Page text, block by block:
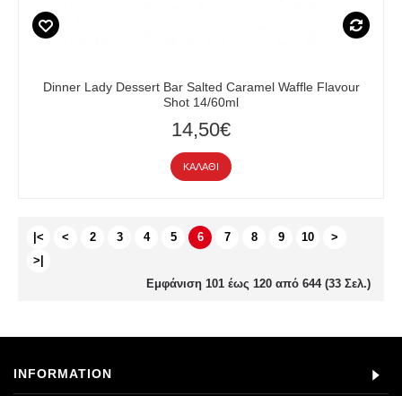
Dinner Lady Dessert Bar Salted Caramel Waffle Flavour
Shot 14/60ml
14,50€
ΚΑΛΆΘΙ
|< < 2 3 4 5 6 7 8 9 10
>
>|
Εμφάνιση 101 έως 120 από 644 (33 Σελ.)
INFORMATION